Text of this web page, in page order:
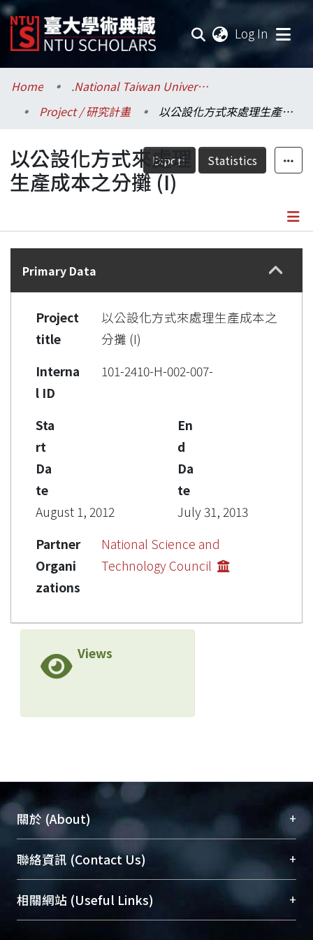
Log In
Communities & Collections
Research Outputs
Fundings & Projects
Researchers
Statistics
Home
.National Taiwan University / 國立臺灣大學
Project / 研究計畫
以公設化方式來處理生產成本之分攤 (I)
Export Statistics
以公設化方式來處理
生產成本之分攤 (I)
Details
Primary Data
Project
title
以公設化方式來處理生產成本之
分攤 (I)
Interna
l ID
101-2410-H-002-007-
Sta
rt
Da
te
August 1, 2012
En
d
Da
te
July 31, 2013
Partner
Organi
zations
National Science and
Technology Council
Views
關於 (About) +
臺大位居世界頂尖大學之列，為永久珍藏及向國際
展現本校豐碩的研究成果及學術能量，圖書館整合
機構典藏（NTUR）與學術庫（AH）不同功能平
台，成為臺大學術典藏NTU scholars。期能整合研
聯絡資訊 (Contact Us) +
總館學科館員(Main Library)
醫學圖書館學科館員(Medical Library)
相關網站 (Useful Links) +